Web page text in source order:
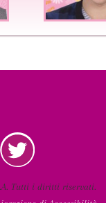
Tutti i diritti riservati.